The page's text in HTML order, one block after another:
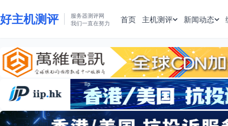
好主机测评
服务器测评网
我们一直在努力
首页 主机测评 新闻动态